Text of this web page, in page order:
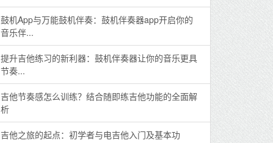
鼓机App与万能鼓机伴奏：鼓机伴奏器app开启你的
音乐伴...
提升吉他练习的新利器：鼓机伴奏器让你的音乐更具
节奏...
吉他节奏感怎么训练？结合随即练吉他功能的全面解
析
吉他之旅的起点：初学者与电吉他入门及基本功